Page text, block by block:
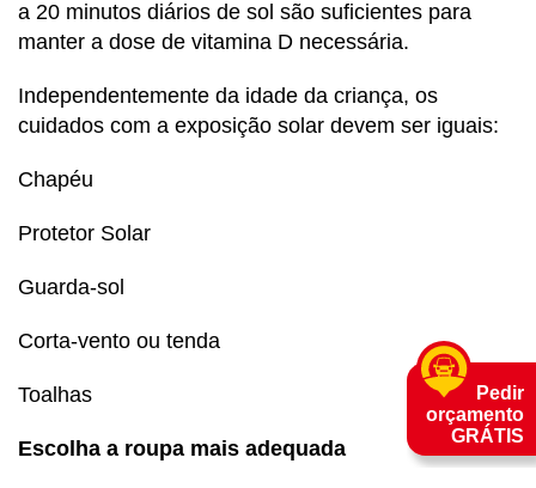
a 20 minutos diários de sol são suficientes para
manter a dose de vitamina D necessária.
Independentemente da idade da criança, os
cuidados com a exposição solar devem ser iguais:
Chapéu
Protetor Solar
Guarda-sol
Corta-vento ou tenda
Toalhas
Escolha a roupa mais adequada
Pedir
orçamento
GRÁTIS